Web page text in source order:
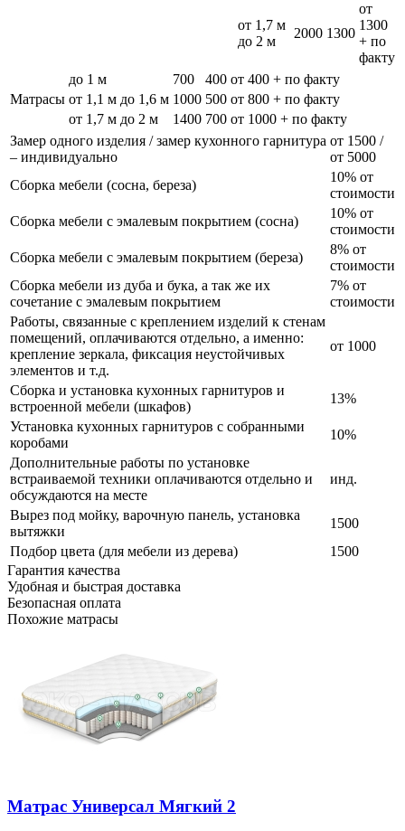
от 1,7 м
до 2 м
2000 1300
от
1300
+ по
факту
Матрасы
до 1 м 700 400 от 400 + по факту
от 1,1 м до 1,6 м 1000 500 от 800 + по факту
от 1,7 м до 2 м
1400 700 от 1000 + по факту
Замер одного изделия / замер кухонного гарнитура
– индивидуально
от 1500 /
от 5000
Сборка мебели (сосна, береза)
10% от
стоимости
Сборка мебели с эмалевым покрытием (сосна)
10% от
стоимости
Сборка мебели с эмалевым покрытием (береза)
8% от
стоимости
Сборка мебели из дуба и бука, а так же их
сочетание с эмалевым покрытием
7% от
стоимости
Работы, связанные с креплением изделий к стенам
помещений, оплачиваются отдельно, а именно:
крепление зеркала, фиксация неустойчивых
элементов и т.д.
от 1000
Сборка и установка кухонных гарнитуров и
встроенной мебели (шкафов)
13%
Установка кухонных гарнитуров с собранными
коробами
10%
Дополнительные работы по установке
встраиваемой техники оплачиваются отдельно и
обсуждаются на месте
инд.
Вырез под мойку, варочную панель, установка
вытяжки
1500
Подбор цвета (для мебели из дерева)
1500
Гарантия качества
Удобная и быстрая доставка
Безопасная оплата
Похожие матрасы
Матрас Универсал Мягкий 2